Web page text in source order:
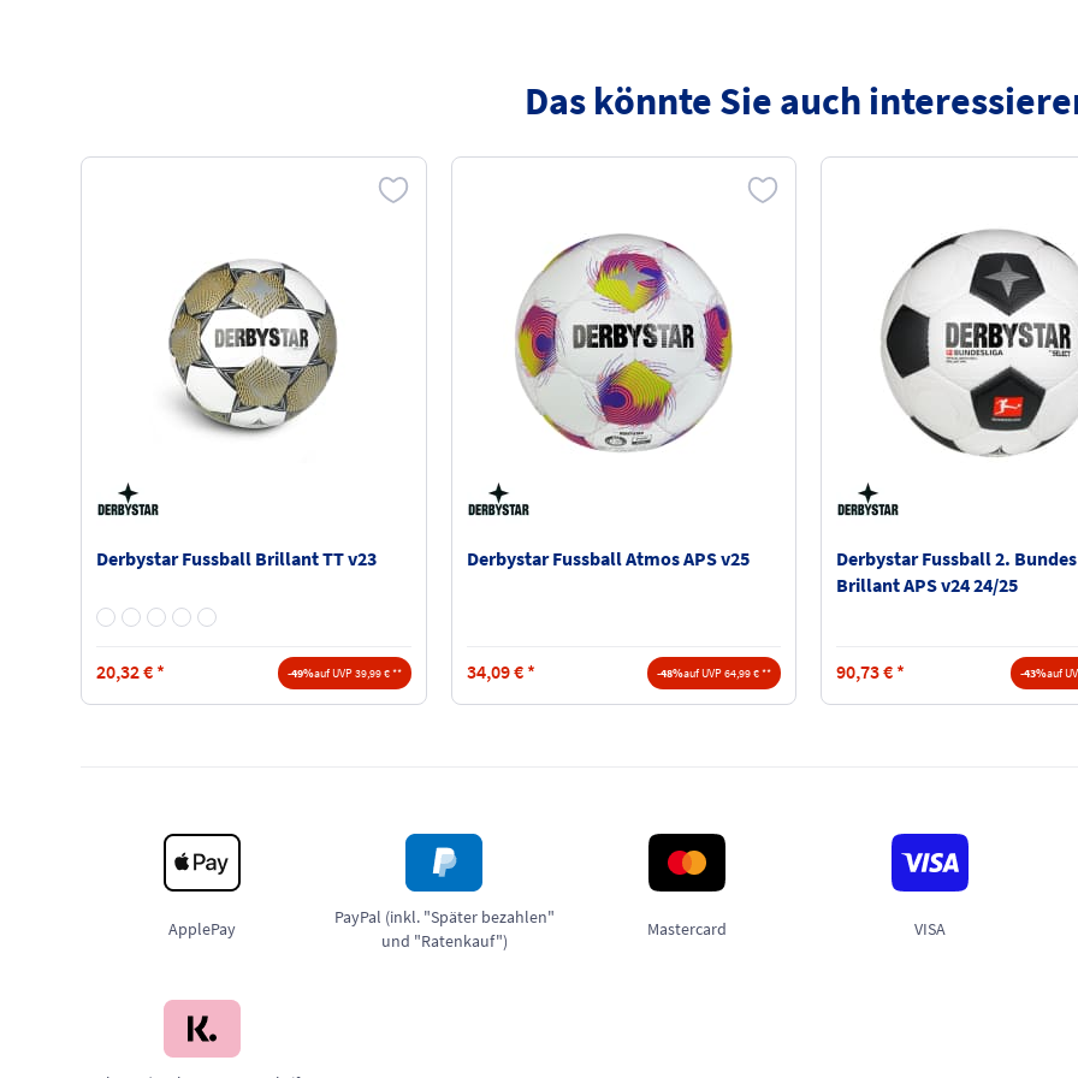
Das könnte Sie auch
Derbystar Fussball Brillant TT v23
20,32€ * -49%auf UVP 39,99 € **
Derbystar Fussball Atmos APS v25
34,09€* -48%auf UVP 64,99 € **
Derbystar Fussball 2.
Brillant APS v24 24/25
90,73€ * -43%auf
ApplePay
PayPal (inkl. "Später bezahlen"
und "Ratenkauf")
Mastercard VISA